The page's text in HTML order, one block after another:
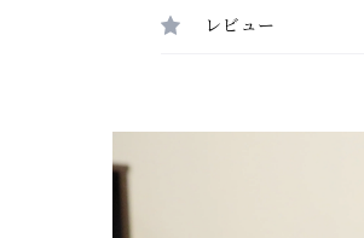
レビュー